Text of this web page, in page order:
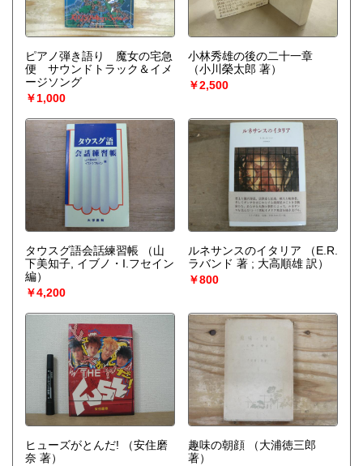
ピアノ弾き語り 魔女の宅急
便 サウンドトラック＆イメ
ージソング
￥1,000
小林秀雄の後の二十一章
（小川榮太郎 著）
￥2,500
タウスグ語会話練習帳
（山
下美知子, イブノ・I.フセイン
編）
￥4,200
ルネサンスのイタリア
（E.R.
ラバンド 著 ; 大高順雄 訳）
￥800
ヒューズがとんだ!
（安住磨
奈 著）
趣味の朝顔
（大浦徳三郎
著）